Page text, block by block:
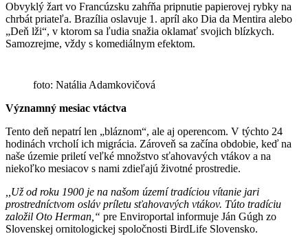
Obvyklý žart vo Francúzsku zahŕňa pripnutie papierovej rybky na
chrbát priateľa. Brazília oslavuje 1. apríl ako Dia da Mentira alebo
„Deň lži“, v ktorom sa ľudia snažia oklamať svojich blízkych.
Samozrejme, vždy s komediálnym efektom.
foto: Natália Adamkovičová
Významný mesiac vtáctva
Tento deň nepatrí len „bláznom“, ale aj operencom. V týchto 24
hodinách vrcholí ich migrácia. Zároveň sa začína obdobie, keď na
naše územie priletí veľké množstvo sťahovavých vtákov a na
niekoľko mesiacov s nami zdieľajú životné prostredie.
,,Už od roku 1900 je na našom území tradíciou vítanie jari
prostredníctvom osláv príletu sťahovavých vtákov. Túto tradíciu
založil Oto Herman,“ pre Enviroportal informuje Ján Gúgh zo
Slovenskej ornitologickej spoločnosti BirdLife Slovensko.